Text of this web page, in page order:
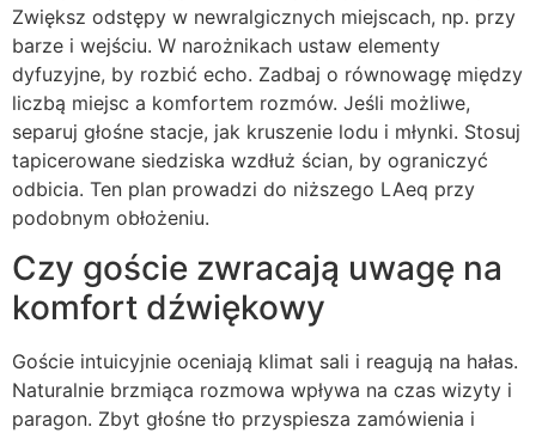
Zwiększ odstępy w newralgicznych miejscach, np. przy
barze i wejściu. W narożnikach ustaw elementy
dyfuzyjne, by rozbić echo. Zadbaj o równowagę między
liczbą miejsc a komfortem rozmów. Jeśli możliwe,
separuj głośne stacje, jak kruszenie lodu i młynki. Stosuj
tapicerowane siedziska wzdłuż ścian, by ograniczyć
odbicia. Ten plan prowadzi do niższego LAeq przy
podobnym obłożeniu.
Czy goście zwracają uwagę na
komfort dźwiękowy
Goście intuicyjnie oceniają klimat sali i reagują na hałas.
Naturalnie brzmiąca rozmowa wpływa na czas wizyty i
paragon. Zbyt głośne tło przyspiesza zamówienia i